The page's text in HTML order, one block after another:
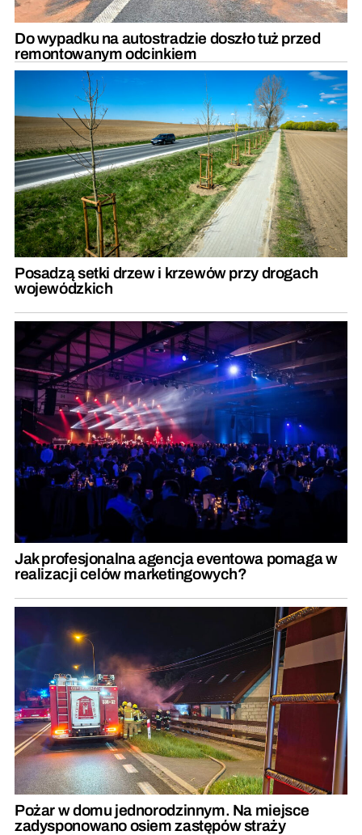
Do wypadku na autostradzie doszło tuż przed
remontowanym odcinkiem
Posadzą setki drzew i krzewów przy drogach
wojewódzkich
Jak profesjonalna agencja eventowa pomaga w
realizacji celów marketingowych?
Pożar w domu jednorodzinnym. Na miejsce
zadysponowano osiem zastępów straży